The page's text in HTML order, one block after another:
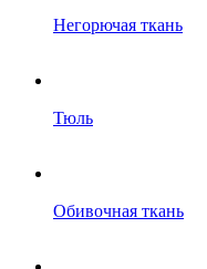
Негорючая ткань
Тюль
Обивочная ткань